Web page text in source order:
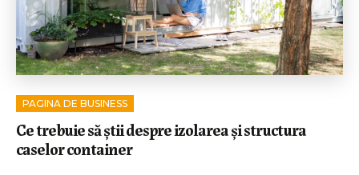
PAGINA DE BUSINESS
Ce trebuie să știi despre izolarea și structura
caselor container